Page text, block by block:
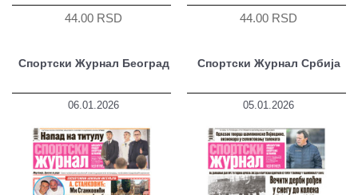
44.00 RSD 44.00 RSD
Спортски Журнал Београд
06.01.2026
Спортски Журнал Србија
05.01.2026